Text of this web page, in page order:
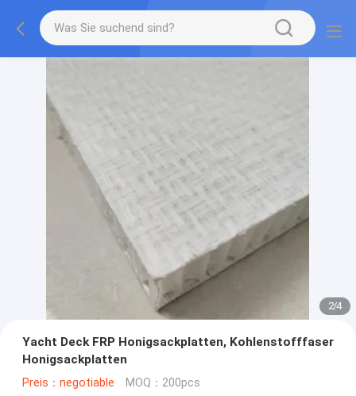
2/4
Yacht Deck FRP Honigsackplatten, Kohlenstofffaser
Honigsackplatten
Preis：negotiable MOQ：200pcs